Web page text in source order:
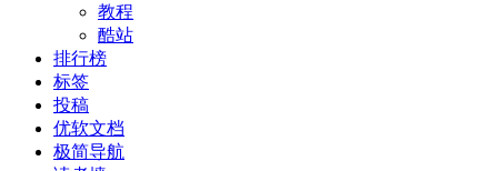
教程
酷站
排行榜
标签
投稿
优软文档
极简导航